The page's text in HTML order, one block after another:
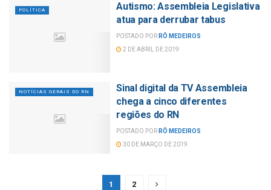
POLÍTICA
Autismo: Assembleia Legislativa
atua para derrubar tabus
POSTADO POR RÔ MEDEIROS
2 DE ABRIL DE 2019
NOTÍCIAS GERAIS DO RN
Sinal digital da TV Assembleia
chega a cinco diferentes
regiões do RN
POSTADO POR RÔ MEDEIROS
30 DE MARÇO DE 2019
1 2